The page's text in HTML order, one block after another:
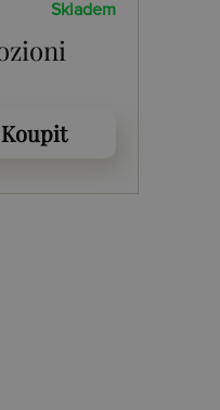
Skladem
Koupit